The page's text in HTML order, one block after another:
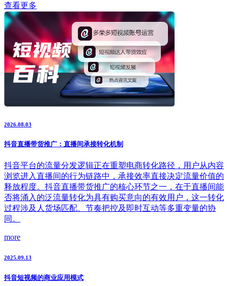
查看更多
2026.08.03
抖音直播带货推广：直播间承接转化机制
抖音平台的流量分发逻辑正在重塑电商转化路径，用户从内容
浏览进入直播间的行为链路中，承接效率直接决定流量价值的
释放程度。抖音直播带货推广的核心环节之一，在于直播间能
否将涌入的泛流量转化为具有购买意向的有效用户，这一转化
过程涉及人货场匹配、节奏把控及即时互动等多重变量的协
同。
more
2025.09.13
抖音短视频的商业应用模式